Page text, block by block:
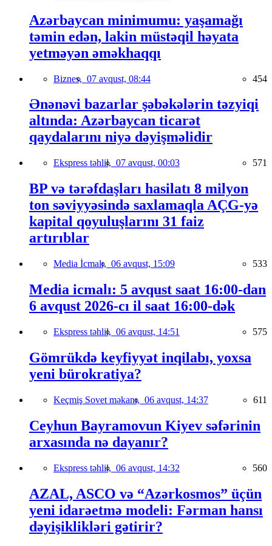
Azərbaycan minimumu: yaşamağı
təmin edən, lakin müstəqil həyata
yetməyən əməkhaqqı
Biznes, 07 avqust, 08:44 454
Ənənəvi bazarlar şəbəkələrin təzyiqi
altında: Azərbaycan ticarət
qaydalarını niyə dəyişməlidir
Ekspress təhlil, 07 avqust, 00:03 571
BP və tərəfdaşları hasilatı 8 milyon
ton səviyyəsində saxlamaqla AÇG-yə
kapital qoyuluşlarını 31 faiz
artırıblar
Media İcmalı, 06 avqust, 15:09 533
Media icmalı: 5 avqust saat 16:00-dan
6 avqust 2026-cı il saat 16:00-dək
Ekspress təhlil, 06 avqust, 14:51 575
Gömrükdə keyfiyyət inqilabı, yoxsa
yeni bürokratiya?
Keçmiş Sovet məkanı, 06 avqust, 14:37 611
Ceyhun Bayramovun Kiyev səfərinin
arxasında nə dayanır?
Ekspress təhlil, 06 avqust, 14:32 560
AZAL, ASCO və “Azərkosmos” üçün
yeni idarəetmə modeli: Fərman hansı
dəyişiklikləri gətirir?